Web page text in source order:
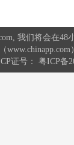
我们将会在48
证号： 粤ICP备